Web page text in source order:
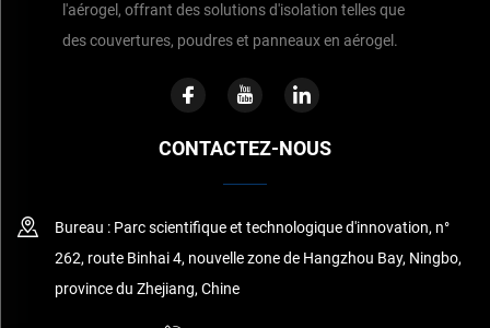
l'aérogel, offrant des solutions d'isolation telles que
des couvertures, poudres et panneaux en aérogel.
CONTACTEZ-NOUS
Bureau : Parc scientifique et technologique d'innovation, n°
262, route Binhai 4, nouvelle zone de Hangzhou Bay, Ningbo,
province du Zhejiang, Chine